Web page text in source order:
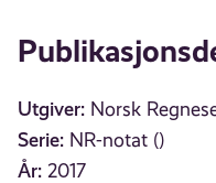
Utgiver: Norsk
Serie: NR-notat ()
År: 2017